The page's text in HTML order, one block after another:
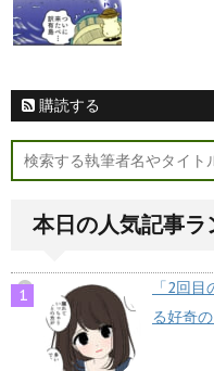
購読する
本日の人気記事ラ
「2回
る好奇